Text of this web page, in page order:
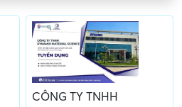
CÔNG TY TNHH